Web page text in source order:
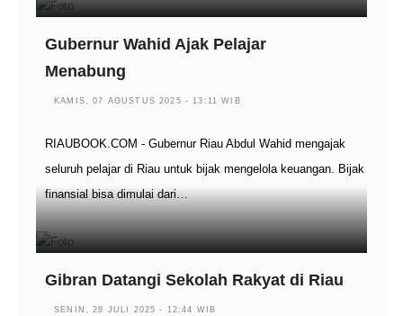
Gubernur Wahid Ajak Pelajar
Menabung
KAMIS, 07 AGUSTUS 2025 - 13:11 WIB
RIAUBOOK.COM - Gubernur Riau Abdul Wahid mengajak
seluruh pelajar di Riau untuk bijak mengelola keuangan. Bijak
finansial bisa dimulai dari…
Gibran Datangi Sekolah Rakyat di Riau
SENIN, 28 JULI 2025 - 12:44 WIB